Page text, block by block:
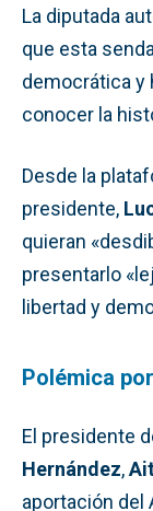
La diputada
que esta
democrática y
conocer la
Desde la
presidente,
quieran
presentarlo
libertad y
Polémica
El presidente
Hernández,
aportación del